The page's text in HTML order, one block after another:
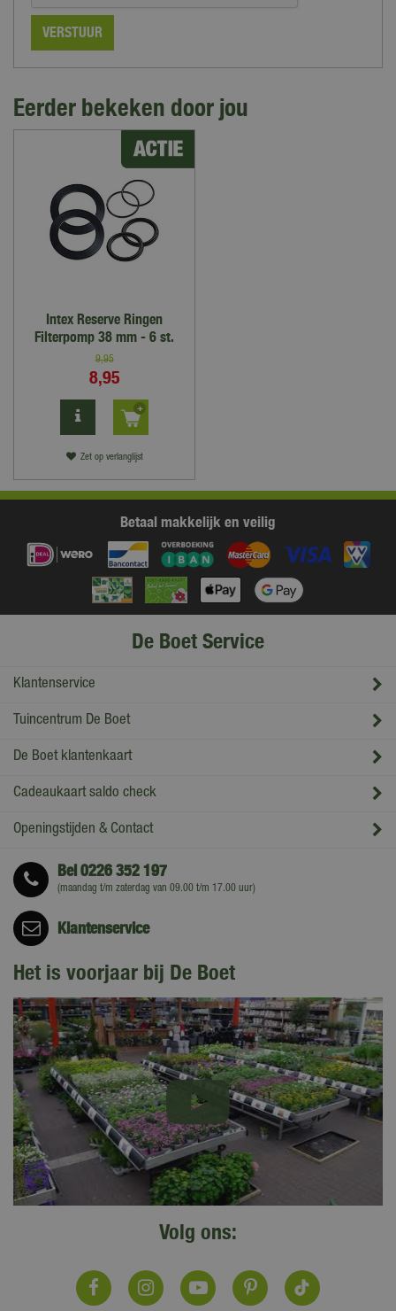
Eerder bekeken door jou
Intex Reserve Ringen
Filterpomp 38 mm - 6 st.
9,95
8,95
Zet op verlanglijst
Betaal makkelijk en veilig
De Boet Service
Klantenservice
Tuincentrum De Boet
De Boet klantenkaart
Cadeaukaart saldo check
Openingstijden & Contact
Bel0226 352 197
(maandag t/m zaterdag van 09.00 t/m 17.00 uur)
Klantenservice
Het is voorjaar bij De Boet
Volg ons: